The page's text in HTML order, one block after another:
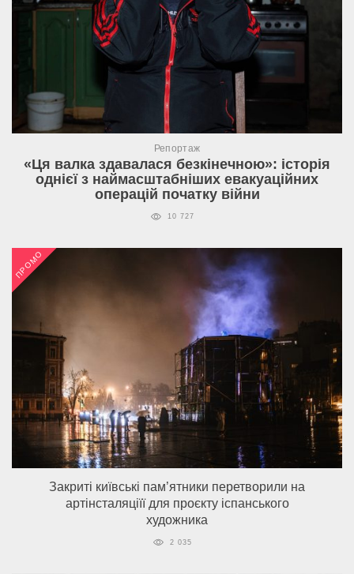
Репортаж
«Ця валка здавалася безкінечною»: історія
однієї з наймасштабніших евакуаційних
операцій початку війни
10 727
ПРОМО
Закриті київські пам’ятники перетворили на
артінсталяціїї для проєкту іспанського
художника
2 035